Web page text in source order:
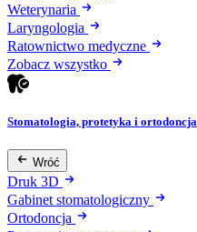
Weterynaria
Laryngologia
Ratownictwo medyczne
Zobacz wszystko
Stomatologia, protetyka i ortodoncja
Wróć
Druk 3D
Gabinet stomatologiczny
Ortodoncja